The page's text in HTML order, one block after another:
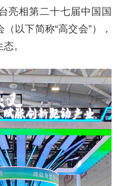
亮相第二十七届中国国
以下简称“高交会”），
。